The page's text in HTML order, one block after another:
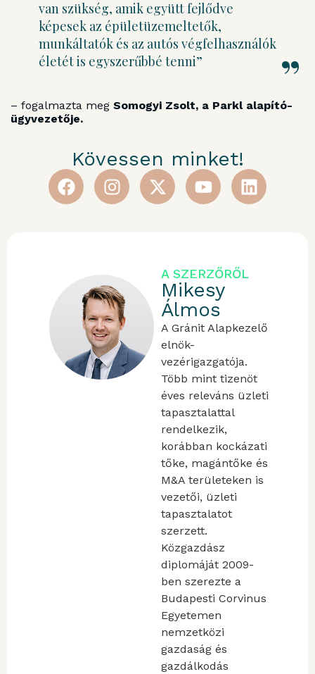
van szükség, amik együtt fejlődve
képesek az épületüzemeltetők,
munkáltatók és az autós végfelhasználók
életét is egyszerűbbé tenni”
– fogalmazta meg Somogyi Zsolt, a Parkl alapító-
ügyvezetője.
Kövessen minket!
A SZERZŐRŐL
Mikesy
Álmos
A Gránit Alapkezelő
elnök-
vezérigazgatója.
Több mint tizenöt
éves releváns üzleti
tapasztalattal
rendelkezik,
korábban kockázati
tőke, magántőke és
M&A területeken is
vezetői, üzleti
tapasztalatot
szerzett.
Közgazdász
diplomáját 2009-
ben szerezte a
Budapesti Corvinus
Egyetemen
nemzetközi
gazdaság és
gazdálkodás